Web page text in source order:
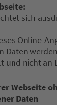
sich
Online-
Daten
und nicht an
Webseite
Daten